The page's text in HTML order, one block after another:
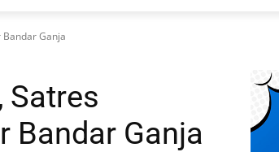
Bandar Ganja
Satres
Bandar Ganja